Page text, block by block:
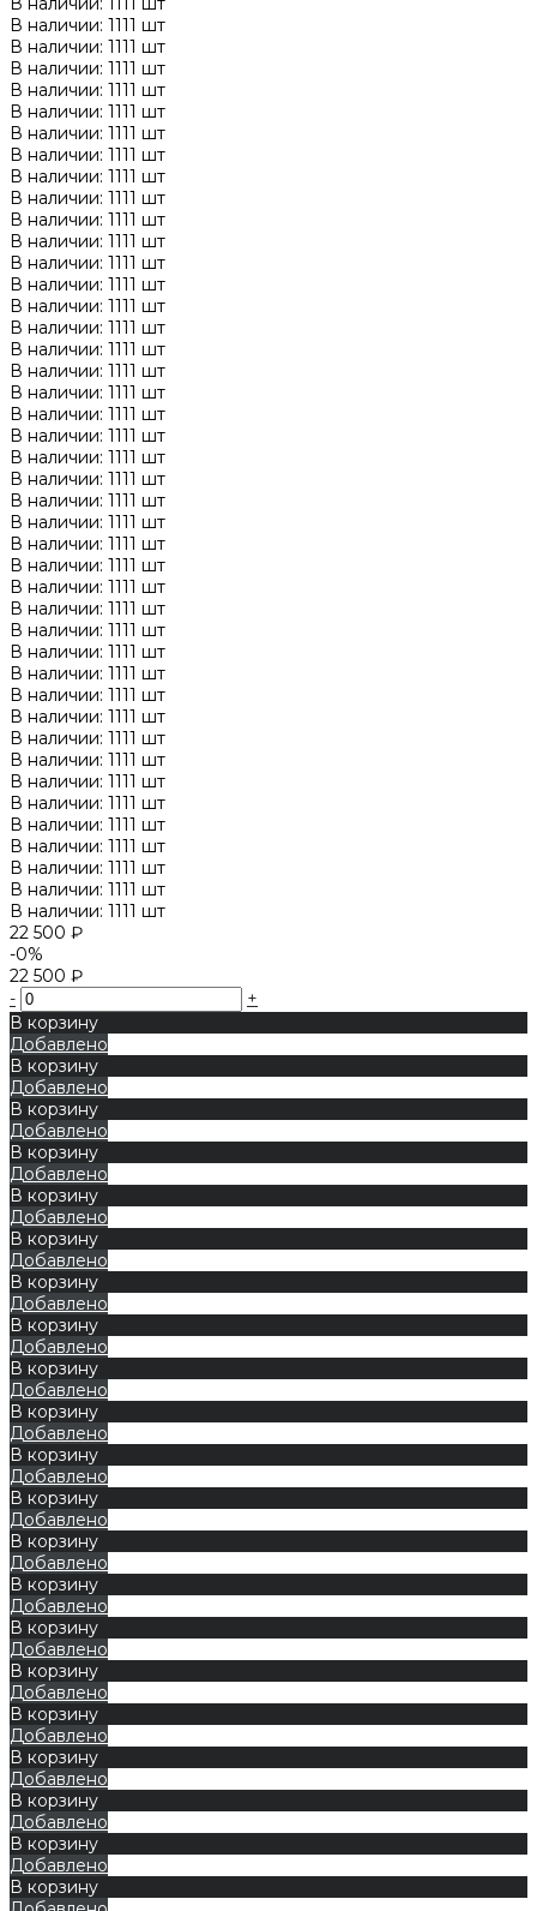
В наличии: 1111 шт
В наличии: 1111 шт
В наличии: 1111 шт
В наличии: 1111 шт
В наличии: 1111 шт
В наличии: 1111 шт
В наличии: 1111 шт
В наличии: 1111 шт
В наличии: 1111 шт
В наличии: 1111 шт
В наличии: 1111 шт
В наличии: 1111 шт
В наличии: 1111 шт
В наличии: 1111 шт
В наличии: 1111 шт
В наличии: 1111 шт
В наличии: 1111 шт
В наличии: 1111 шт
В наличии: 1111 шт
В наличии: 1111 шт
В наличии: 1111 шт
В наличии: 1111 шт
В наличии: 1111 шт
В наличии: 1111 шт
В наличии: 1111 шт
В наличии: 1111 шт
В наличии: 1111 шт
В наличии: 1111 шт
В наличии: 1111 шт
В наличии: 1111 шт
В наличии: 1111 шт
В наличии: 1111 шт
В наличии: 1111 шт
В наличии: 1111 шт
В наличии: 1111 шт
В наличии: 1111 шт
В наличии: 1111 шт
В наличии: 1111 шт
В наличии: 1111 шт
В наличии: 1111 шт
В наличии: 1111 шт
В наличии: 1111 шт
22 500 ₽
-0%
22 500 ₽
-
+
В корзину
Добавлено
В корзину
Добавлено
В корзину
Добавлено
В корзину
Добавлено
В корзину
Добавлено
В корзину
Добавлено
В корзину
Добавлено
В корзину
Добавлено
В корзину
Добавлено
В корзину
Добавлено
В корзину
Добавлено
В корзину
Добавлено
В корзину
Добавлено
В корзину
Добавлено
В корзину
Добавлено
В корзину
Добавлено
В корзину
Добавлено
В корзину
Добавлено
В корзину
Добавлено
В корзину
Добавлено
В корзину